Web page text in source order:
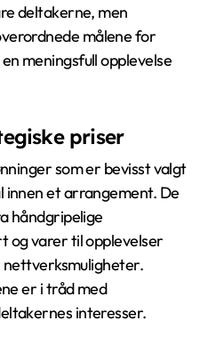
deltakerne, men
målene for
meningsfull opplevelse
priser
som er bevisst valgt
et arrangement. De
håndgripelige
og varer til opplevelser
nettverksmuligheter.
er i tråd med
interesser.